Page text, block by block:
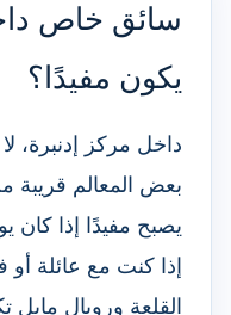
سائق خاص
يكون مفيدًا؟
داخل مركز إدنبرة،
بعض المعالم قريبة
يصبح مفيدًا إذا كان
إذا كنت مع عائلة
القلعة ورويال